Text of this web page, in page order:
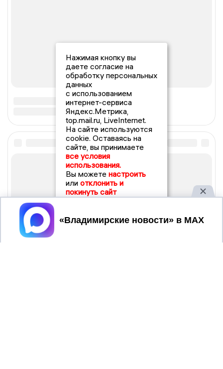
Нажимая кнопку вы
даете согласие на
обработку персональных
данных
с использованием
интернет-сервиса
Яндекс.Метрика,
top.mail.ru, LiveInternet.
На сайте используются
cookie. Оставаясь на
сайте, вы принимаете
все условия
использования.
Вы можете настроить
или отклонить и
покинуть сайт
Принять